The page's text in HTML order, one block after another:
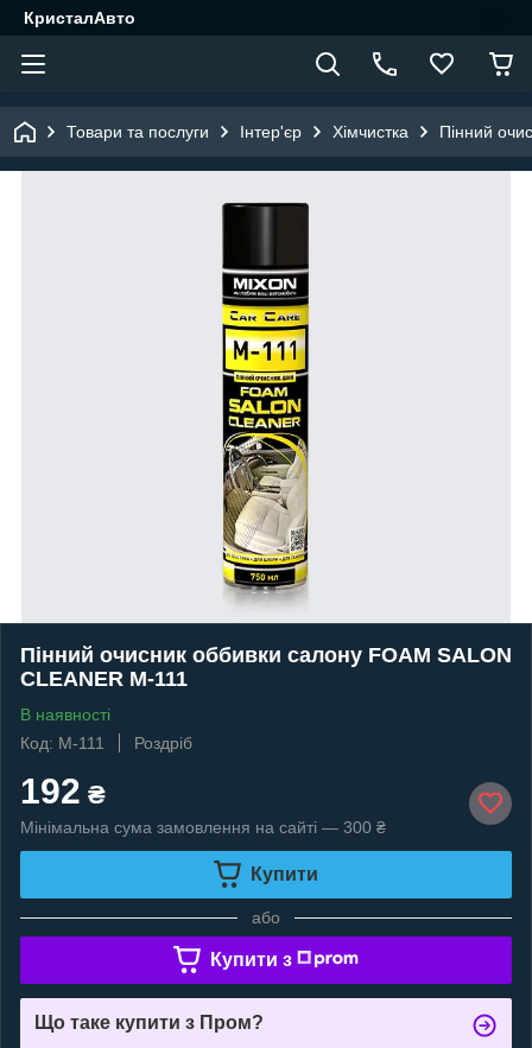
КристалАвто
Товари та послуги Інтер'єр Хімчистка Пінний
Пінний очисник оббивки салону FOAM SALON
CLEANER M-111
В наявності
Код: M-111
Роздріб
192 ₴
Мінімальна сума замовлення на сайті — 300 ₴
Купити
або
Купити з
Що таке купити з Пром?